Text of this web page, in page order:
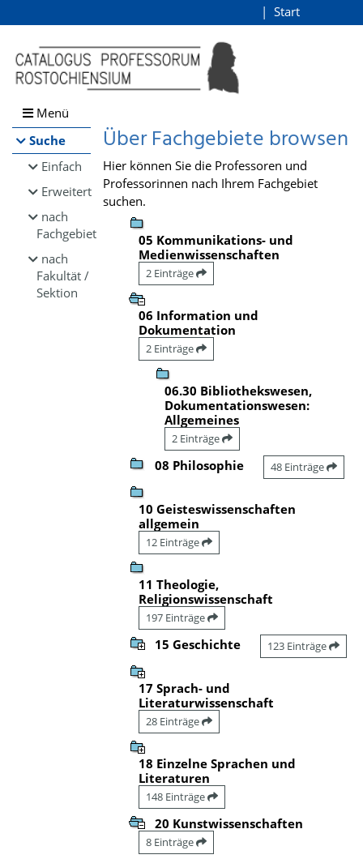
Browsen
direkt zum Inhalt
Start
Menü
Suche
Einfach
Erweitert
nach
Fachgebiet
nach
Fakultät /
Sektion
Über Fachgebiete browsen
Hier können Sie die Professoren und
Professorinnen nach Ihrem Fachgebiet
suchen.
05 Kommunikations- und
Medienwissenschaften
2 Einträge
06 Information und
Dokumentation
2 Einträge
06.30 Bibliothekswesen,
Dokumentationswesen:
Allgemeines
2 Einträge
08 Philosophie 48 Einträge
10 Geisteswissenschaften
allgemein
12 Einträge
11 Theologie,
Religionswissenschaft
197 Einträge
15 Geschichte 123 Einträge
17 Sprach- und
Literaturwissenschaft
28 Einträge
18 Einzelne Sprachen und
Literaturen
148 Einträge
20 Kunstwissenschaften
8 Einträge